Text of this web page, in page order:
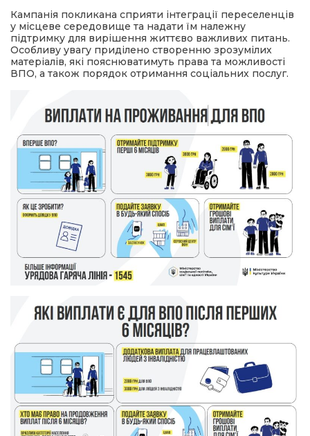
Кампанія покликана сприяти інтеграції переселенців
у місцеве середовище та надати їм належну
підтримку для вирішення життєво важливих питань.
Особливу увагу приділено створенню зрозумілих
матеріалів, які пояснюватимуть права та можливості
ВПО, а також порядок отримання соціальних послуг.